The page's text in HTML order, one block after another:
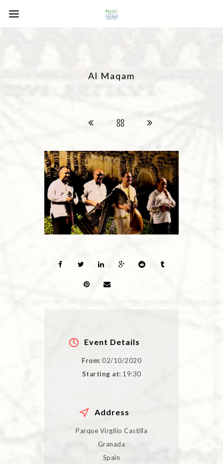
Al Maqam
Event Details
From: 02/10/2020
Starting at: 19:30
Address
Parque Virgilio Castilla
Granada
Spain